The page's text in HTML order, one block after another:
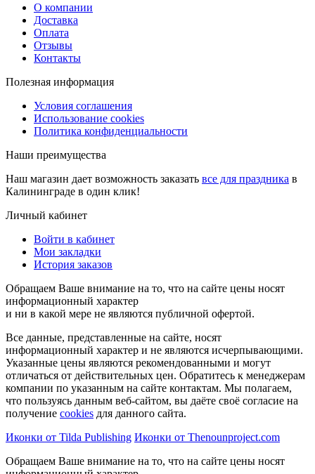
О компании
Доставка
Оплата
Отзывы
Контакты
Полезная информация
Условия соглашения
Использование cookies
Политика конфиденциальности
Наши преимущества
Наш магазин дает возможность заказать все для праздника в
Калининграде в один клик!
Личный кабинет
Войти в кабинет
Мои закладки
История заказов
Обращаем Ваше внимание на то, что на сайте цены носят
информационный характер
и ни в какой мере не являются публичной офертой.
Все данные, представленные на сайте, носят
информационный характер и не являются исчерпывающими.
Указанные цены являются рекомендованными и могут
отличаться от действительных цен. Обратитесь к менеджерам
компании по указанным на сайте контактам. Мы полагаем,
что пользуясь данным веб-сайтом, вы даёте своё согласие на
получение cookies для данного сайта.
Иконки от Tilda Publishing Иконки от Thenounproject.com
Обращаем Ваше внимание на то, что на сайте цены носят